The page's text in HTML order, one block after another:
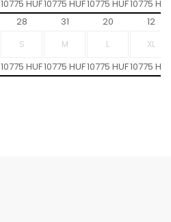
10775 HUF10775 HUF10775 HUF10775 HUF
28 31 20
12
10775 HUF10775 HUF10775 HUF10775 HUF